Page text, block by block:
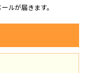
ルが届きます。